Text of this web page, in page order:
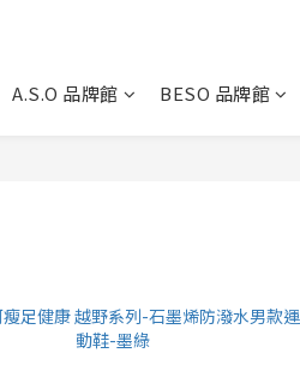
A.S.O 品牌館 BESO 品牌館